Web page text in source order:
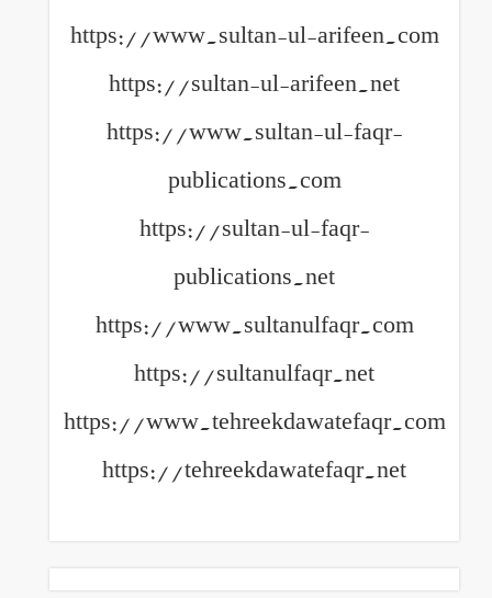
https://www.sultan-ul-arifeen.com
https://sultan-ul-arifeen.net
https://www.sultan-ul-faqr-
publications.com
https://sultan-ul-faqr-
publications.net
https://www.sultanulfaqr.com
https://sultanulfaqr.net
https://www.tehreekdawatefaqr.com
https://tehreekdawatefaqr.net